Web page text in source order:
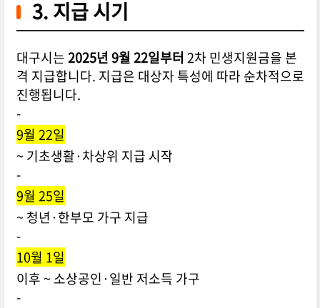
3. 지급 시기
대구시는2025년 9월 22일부터 2차 민생지원금을 본
격 지급합니다. 지급은 대상자 특성에 따라 순차적으로
진행됩니다.
-
9월 22일
~ 기초생활·차상위 지급 시작
-
9월 25일
~ 청년·한부모 가구 지급
-
10월 1일
이후 ~ 소상공인·일반 저소득 가구
-